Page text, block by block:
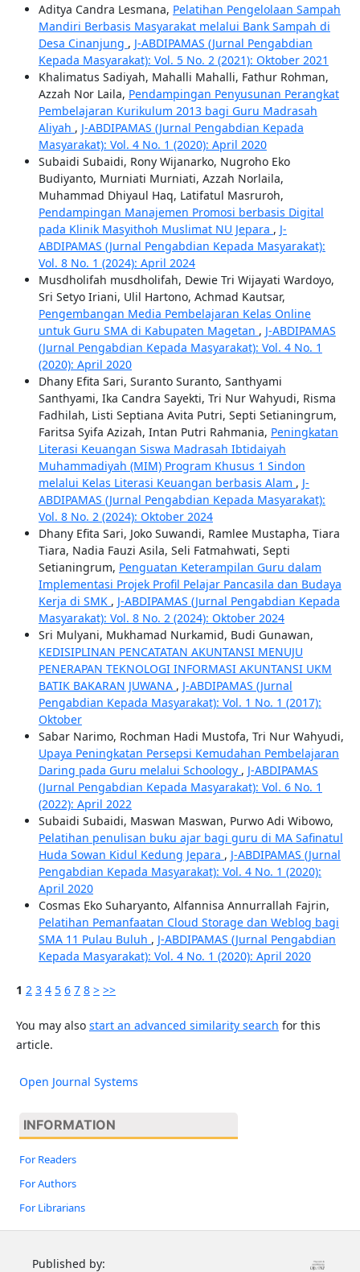
Aditya Candra Lesmana, Pelatihan Pengelolaan Sampah
Mandiri Berbasis Masyarakat melalui Bank Sampah di
Desa Cinanjung , J-ABDIPAMAS (Jurnal Pengabdian
Kepada Masyarakat): Vol. 5 No. 2 (2021): Oktober 2021
Khalimatus Sadiyah, Mahalli Mahalli, Fathur Rohman,
Azzah Nor Laila, Pendampingan Penyusunan Perangkat
Pembelajaran Kurikulum 2013 bagi Guru Madrasah
Aliyah , J-ABDIPAMAS (Jurnal Pengabdian Kepada
Masyarakat): Vol. 4 No. 1 (2020): April 2020
Subaidi Subaidi, Rony Wijanarko, Nugroho Eko
Budiyanto, Murniati Murniati, Azzah Norlaila,
Muhammad Dhiyaul Haq, Latifatul Masruroh,
Pendampingan Manajemen Promosi berbasis Digital
pada Klinik Masyithoh Muslimat NU Jepara , J-
ABDIPAMAS (Jurnal Pengabdian Kepada Masyarakat):
Vol. 8 No. 1 (2024): April 2024
Musdholifah musdholifah, Dewie Tri Wijayati Wardoyo,
Sri Setyo Iriani, Ulil Hartono, Achmad Kautsar,
Pengembangan Media Pembelajaran Kelas Online
untuk Guru SMA di Kabupaten Magetan , J-ABDIPAMAS
(Jurnal Pengabdian Kepada Masyarakat): Vol. 4 No. 1
(2020): April 2020
Dhany Efita Sari, Suranto Suranto, Santhyami
Santhyami, Ika Candra Sayekti, Tri Nur Wahyudi, Risma
Fadhilah, Listi Septiana Avita Putri, Septi Setianingrum,
Faritsa Syifa Azizah, Intan Putri Rahmania, Peningkatan
Literasi Keuangan Siswa Madrasah Ibtidaiyah
Muhammadiyah (MIM) Program Khusus 1 Sindon
melalui Kelas Literasi Keuangan berbasis Alam , J-
ABDIPAMAS (Jurnal Pengabdian Kepada Masyarakat):
Vol. 8 No. 2 (2024): Oktober 2024
Dhany Efita Sari, Joko Suwandi, Ramlee Mustapha, Tiara
Tiara, Nadia Fauzi Asila, Seli Fatmahwati, Septi
Setianingrum, Penguatan Keterampilan Guru dalam
Implementasi Projek Profil Pelajar Pancasila dan Budaya
Kerja di SMK , J-ABDIPAMAS (Jurnal Pengabdian Kepada
Masyarakat): Vol. 8 No. 2 (2024): Oktober 2024
Sri Mulyani, Mukhamad Nurkamid, Budi Gunawan,
KEDISIPLINAN PENCATATAN AKUNTANSI MENUJU
PENERAPAN TEKNOLOGI INFORMASI AKUNTANSI UKM
BATIK BAKARAN JUWANA , J-ABDIPAMAS (Jurnal
Pengabdian Kepada Masyarakat): Vol. 1 No. 1 (2017):
Oktober
Sabar Narimo, Rochman Hadi Mustofa, Tri Nur Wahyudi,
Upaya Peningkatan Persepsi Kemudahan Pembelajaran
Daring pada Guru melalui Schoology , J-ABDIPAMAS
(Jurnal Pengabdian Kepada Masyarakat): Vol. 6 No. 1
(2022): April 2022
Subaidi Subaidi, Maswan Maswan, Purwo Adi Wibowo,
Pelatihan penulisan buku ajar bagi guru di MA Safinatul
Huda Sowan Kidul Kedung Jepara , J-ABDIPAMAS (Jurnal
Pengabdian Kepada Masyarakat): Vol. 4 No. 1 (2020):
April 2020
Cosmas Eko Suharyanto, Alfannisa Annurrallah Fajrin,
Pelatihan Pemanfaatan Cloud Storage dan Weblog bagi
SMA 11 Pulau Buluh , J-ABDIPAMAS (Jurnal Pengabdian
Kepada Masyarakat): Vol. 4 No. 1 (2020): April 2020
1 2 3 4 5 6 7 8 > >>
You may also start an advanced similarity search for this
article.
Open Journal Systems
INFORMATION
For Readers
For Authors
For Librarians
Published by: